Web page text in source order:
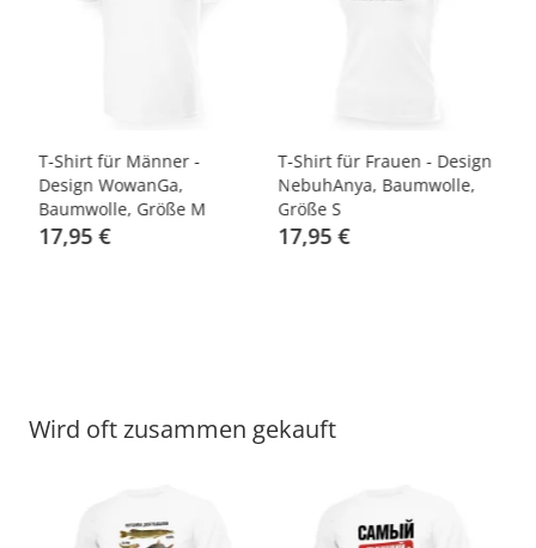
T-Shirt für Männer -
Design WowanGa,
Baumwolle, Größe M
17,95 €
T-Shirt für Frauen - Design
NebuhAnya, Baumwolle,
Größe S
17,95 €
Wird oft zusammen gekauft